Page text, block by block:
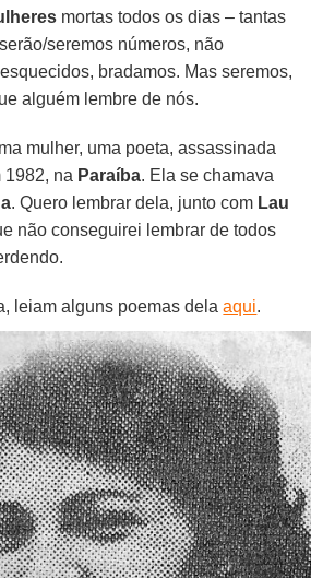
mortas todos os dias – tantas
seremos números, não
bradamos. Mas seremos,
alguém lembre de nós.
mulher, uma poeta, assassinada
1982, na Paraíba. Ela se chamava
. Quero lembrar dela, junto com Lau
não conseguirei lembrar de todos
leiam alguns poemas delaaqui.